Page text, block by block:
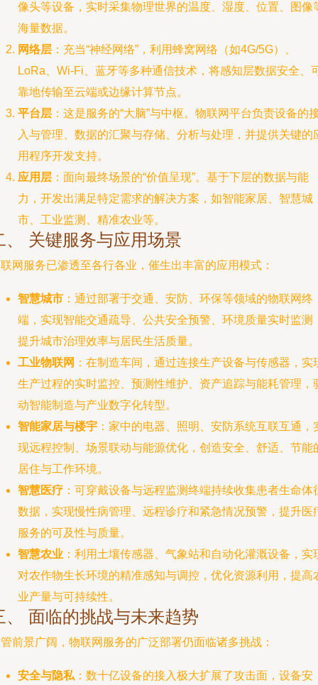
像头等设备，实时采集物理世界的温度、湿度、位置、图像
海量数据。
网络层 ：充当“神经网络”，利用蜂窝网络（如4G/5G）、
LoRa、Wi-Fi、蓝牙等多种通信技术，将感知层数据安全、
靠地传输至云端或边缘计算节点。
平台层 ：这是服务的“大脑”与中枢。物联网平台负责设备的
入与管理、数据的汇聚与存储、分析与处理，并提供关键的
用程序开发支持。
应用层 ：面向最终场景的“价值呈现”。基于下层的数据与能
力，开发出满足特定需求的解决方案，如智能家居、智慧城
市、工业监测、精准农业等。
、 关键服务与应用场景
网服务已渗透至各行各业，催生出丰富的应用模式：
智慧城市 ：通过部署于交通、安防、环保等领域的物联网终
端，实现智能交通疏导、公共安全预警、环境质量实时监测
提升城市治理效率与居民生活质量。
工业物联网 ：在制造车间，通过连接生产设备与传感器，实
生产过程的实时监控、预测性维护、资产追踪与能耗管理，
动智能制造与产业数字化转型。
智能家居与楼宇 ：家中的电器、照明、安防系统互联互通，
现远程控制、场景联动与能源优化，创造安全、舒适、节能
居住与工作环境。
智慧医疗 ：可穿戴设备与远程监测终端持续收集患者生命体
数据，实现慢性病管理、远程诊疗和紧急情况预警，提升医
服务的可及性与质量。
智慧农业 ：利用土壤传感器、气象站和自动化灌溉设备，实
对农作物生长环境的精准感知与调控，优化资源利用，提高
业产量与可持续性。
、 面临的挑战与未来趋势
前景广阔，物联网服务的广泛部署仍面临诸多挑战：
安全与隐私 ：数十亿设备的接入极大扩展了攻击面，设备安